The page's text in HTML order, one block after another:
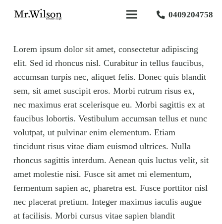
0409204758
Lorem ipsum dolor sit amet, consectetur adipiscing
elit. Sed id rhoncus nisl. Curabitur in tellus faucibus,
accumsan turpis nec, aliquet felis. Donec quis blandit
sem, sit amet suscipit eros. Morbi rutrum risus ex,
nec maximus erat scelerisque eu. Morbi sagittis ex at
faucibus lobortis. Vestibulum accumsan tellus et nunc
volutpat, ut pulvinar enim elementum. Etiam
tincidunt risus vitae diam euismod ultrices. Nulla
rhoncus sagittis interdum. Aenean quis luctus velit, sit
amet molestie nisi. Fusce sit amet mi elementum,
fermentum sapien ac, pharetra est. Fusce porttitor nisl
nec placerat pretium. Integer maximus iaculis augue
at facilisis. Morbi cursus vitae sapien blandit